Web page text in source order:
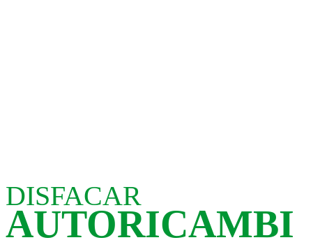
DISFACAR
AUTORICAMBI